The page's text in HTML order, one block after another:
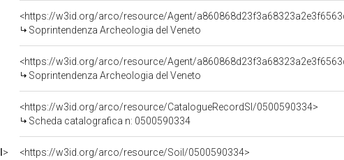
<https://w3id.org/arco/resource/Agent/
Soprintendenza Archeologia del Veneto
<https://w3id.org/arco/resource/Agent/
Soprintendenza Archeologia del Veneto
<https://w3id.org/arco/resource/CatalogueRecordSI/0500590334>
Scheda catalografica n: 0500590334
>
<https://w3id.org/arco/resource/Soil/0500590334>